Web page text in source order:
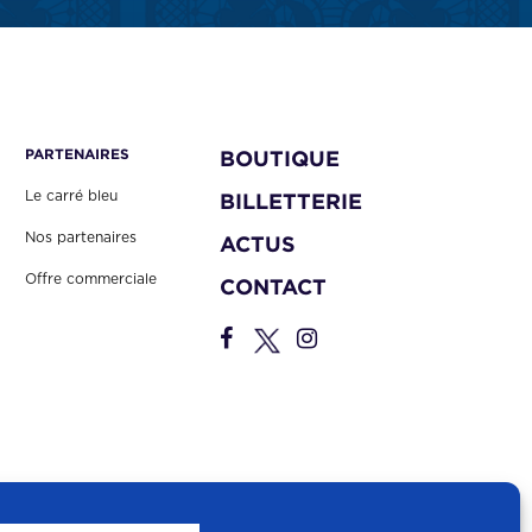
PARTENAIRES
Le carré bleu
Nos partenaires
Offre commerciale
BOUTIQUE
BILLETTERIE
ACTUS
CONTACT